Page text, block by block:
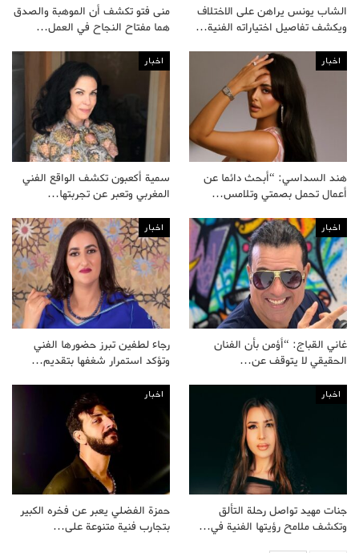
الشاب يونس يراهن على الاختلاف
ويكشف تفاصيل اختياراته الفنية…
منى فتو تكشف أن الموهبة والصدق
هما مفتاح النجاح في العمل…
اخبار
هند السداسي: “أبحث دائما عن
أعمال تحمل بصمتي وتلامس…
اخبار
سمية أكعبون تكشف الواقع الفني
المغربي وتعبر عن تجربتها…
اخبار
غاني القباج: “أؤمن بأن الفنان
الحقيقي لا يتوقف عن…
اخبار
رجاء لطفين تبرز حضورها الفني
وتؤكد استمرار شغفها بتقديم…
اخبار
جنات مهيد تواصل رحلة التألق
وتكشف ملامح رؤيتها الفنية في…
اخبار
حمزة الفضلي يعبر عن فخره الكبير
بتجارب فنية متنوعة على…